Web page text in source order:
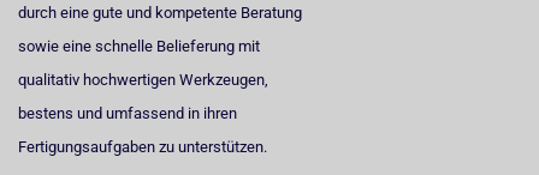
durch eine gute und kompetente Beratung
sowie eine schnelle Belieferung mit
qualitativ hochwertigen Werkzeugen,
bestens und umfassend in ihren
Fertigungsaufgaben zu unterstützen.